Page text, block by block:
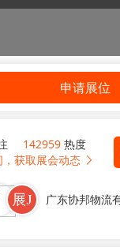
申请展位
142959 热度
获取展会动态
广东协邦物流